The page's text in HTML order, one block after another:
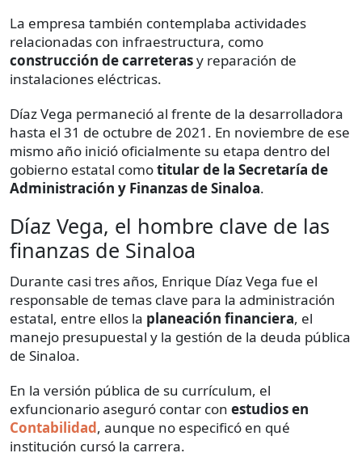
La empresa también contemplaba actividades
relacionadas con infraestructura, como
construcción de carreterasy reparación de
instalaciones eléctricas.
Díaz Vega permaneció al frente de la desarrolladora
hasta el 31 de octubre de 2021. En noviembre de ese
mismo año inició oficialmente su etapa dentro del
gobierno estatal comotitular de la Secretaría de
Administración y Finanzas de Sinaloa.
Díaz Vega, el hombre clave de las
finanzas de Sinaloa
Durante casi tres años, Enrique Díaz Vega fue el
responsable de temas clave para la administración
estatal, entre ellos la planeación financiera, el
manejo presupuestal y la gestión de la deuda pública
de Sinaloa.
En la versión pública de su currículum, el
exfuncionario aseguró contar con estudios en
Contabilidad, aunque no especificó en qué
institución cursó la carrera.